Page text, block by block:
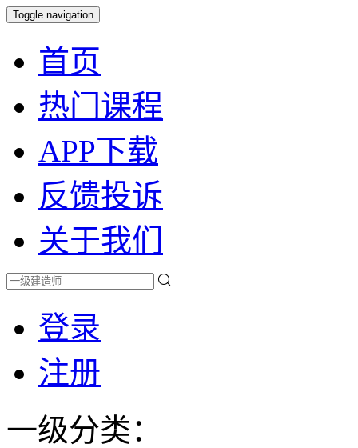
Toggle navigation
首页
热门课程
APP下载
反馈投诉
关于我们
登录
注册
一级分类：